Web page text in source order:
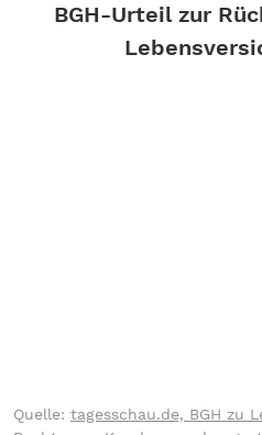
BGH-Urteil zur
Quelle: tagesschau.de, BGH zu